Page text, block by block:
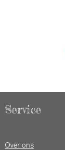
Service
Over ons